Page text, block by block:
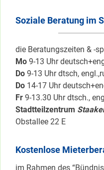
Soziale Beratung im
die Beratungszeiten & -
Mo 9-13 Uhr
Do 9-13 Uhr dtsch,
Do 14-17 Uhr
Fr 9-13.30 Uhr dtsch.,
Stadtteilzentrum
Obstallee 22 E
Kostenlose
im Rahmen des